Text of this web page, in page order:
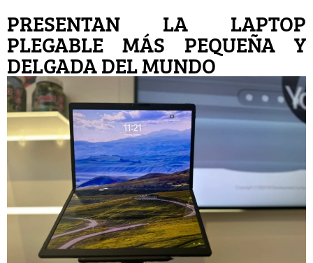
PRESENTAN LA LAPTOP
PLEGABLE MÁS PEQUEÑA Y
DELGADA DEL MUNDO